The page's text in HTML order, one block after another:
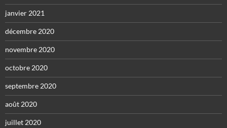
janvier 2021
décembre 2020
novembre 2020
octobre 2020
septembre 2020
août 2020
juillet 2020